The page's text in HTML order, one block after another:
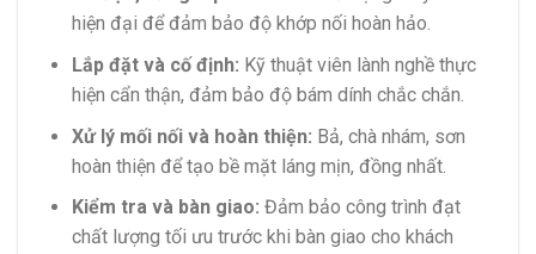
hiện đại để đảm bảo độ khớp nối hoàn hảo.
Lắp đặt và cố định: Kỹ thuật viên lành nghề thực
hiện cẩn thận, đảm bảo độ bám dính chắc chắn.
Xử lý mối nối và hoàn thiện: Bả, chà nhám, sơn
hoàn thiện để tạo bề mặt láng mịn, đồng nhất.
Kiểm tra và bàn giao: Đảm bảo công trình đạt
chất lượng tối ưu trước khi bàn giao cho khách